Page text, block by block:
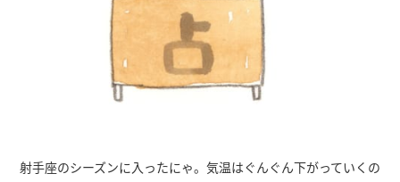
射手座のシーズンに入ったにゃ。気温はぐんぐん下がっていくの